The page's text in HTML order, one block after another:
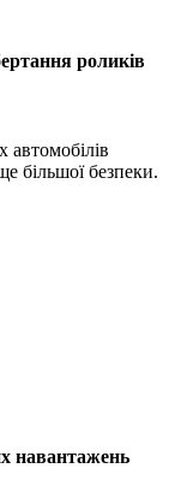
роликів
більшої безпеки.
навантажень